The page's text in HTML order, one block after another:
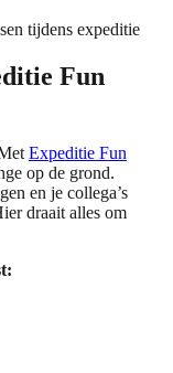
Fun
Expeditie Fun
op de grond.
en je collega’s
draait alles om